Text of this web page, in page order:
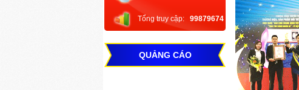
Tổng truy cập: 99879674
QUẢNG CÁO